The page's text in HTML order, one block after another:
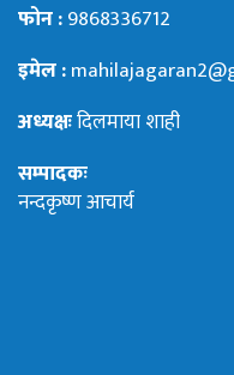
फोन :9868336712
इमेल :
अध्यक्षःदिलमाया शाही
सम्पादकः
नन्दकृष्ण आचार्य